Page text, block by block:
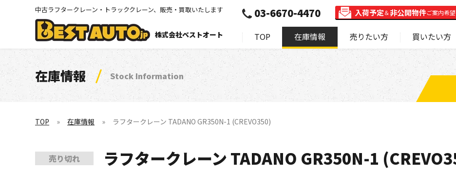
中古ラフタークレーン・トラッククレーン、販売・買取いたします
株式会社ベストオート TOP 在庫情報 売りたい方 買いたい方
03-6670-4470 入荷予定＆非公開物件ご案内希
在庫情報 Stock Information
TOP 在庫情報 ラフタークレーン TADANO GR350N-1 (CREVO350)
売り切れ ラフタークレーン TADANO GR350N-1